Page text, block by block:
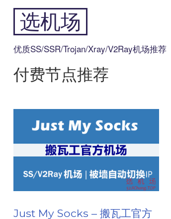
选机场
优质SS/SSR/Trojan/Xray/V2Ray机场推荐
付费节点推荐
Just My Socks – 搬瓦工官方